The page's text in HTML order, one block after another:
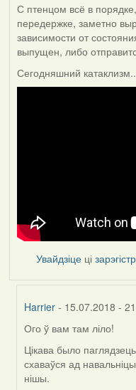
С птенцом всё в
передержке, заметно
зависимости от
выпущен, либо
Сегодняшний
Увайдзіце ці
Harrier - 15.07.2018 -
In
reply
to
by
Ого ў вам там ліло!
Цікава было
схаваўся ад
нішы.